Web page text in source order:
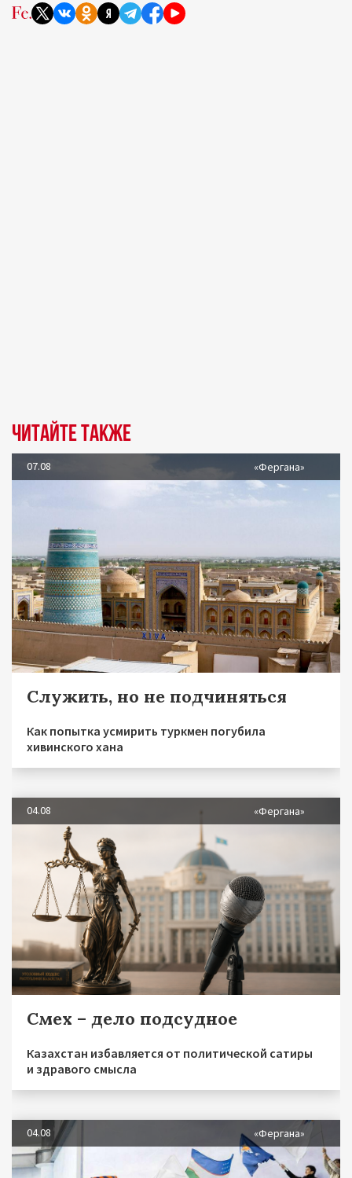
Читайте также
07.08 «Фергана»
Служить, но не подчиняться
Как попытка усмирить туркмен погубила
хивинского хана
04.08 «Фергана»
Смех – дело подсудное
Казахстан избавляется от политической сатиры
и здравого смысла
04.08 «Фергана»